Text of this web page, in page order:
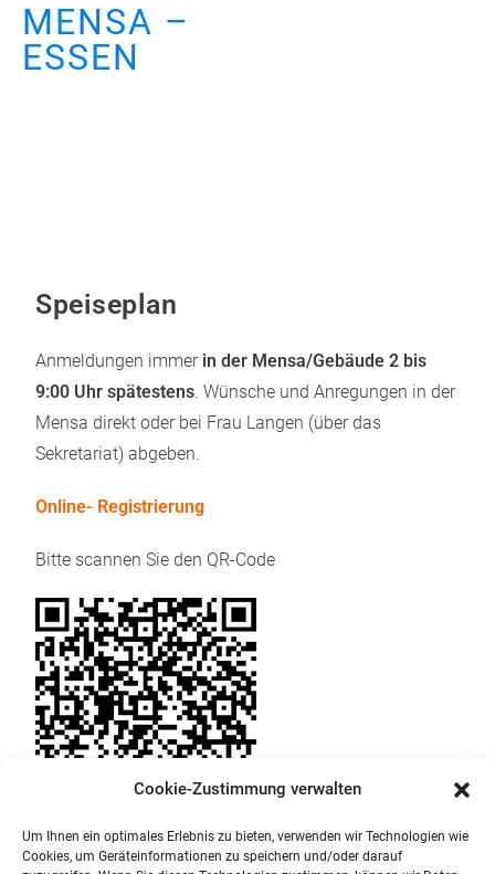
Cookie-Zustimmung verwalten
Um Ihnen ein optimales Erlebnis zu bieten, verwenden wir Technologien wie
Cookies, um Geräteinformationen zu speichern und/oder darauf
MENSA –
ESSEN
Speiseplan
Anmeldungen immer in der Mensa/Gebäude 2 bis
9:00 Uhr spätestens. Wünsche und Anregungen in der
Mensa direkt oder bei Frau Langen (über das
Sekretariat) abgeben.
Online- Registrierung
Bitte scannen Sie den QR-Code